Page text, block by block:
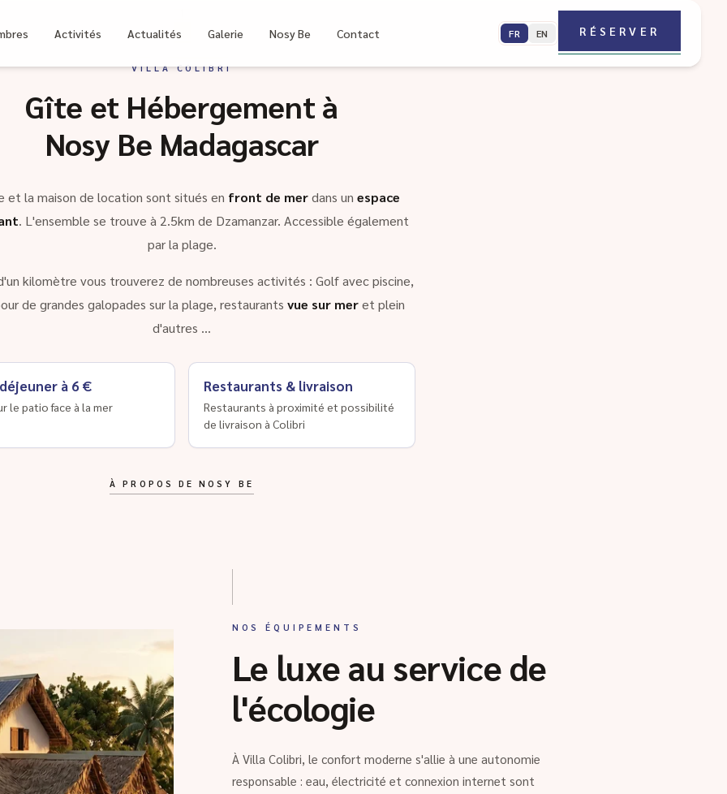
Activités Actualités Galerie Nosy Be Contact FR EN RÉSERVER
VILLA COLIBRI
Gîte et Hébergement à
Nosy Be Madagascar
et la maison de location sont situés en front de merdans un espace
. L'ensemble se trouve à 2.5km de Dzamanzar. Accessible également
par la plage.
kilomètre vous trouverez de nombreuses activités : Golf avec piscine,
de grandes galopades sur la plage, restaurants vue sur meret plein
d'autres …
à 6 €
le patio face à la mer
Restaurants & livraison
Restaurants à proximité et possibilité
de livraison à Colibri
À PROPOS DE NOSY BE
NOS ÉQUIPEMENTS
Le luxe au service de
l'écologie
À Villa Colibri, le confort moderne s'allie à une autonomie
responsable : eau, électricité et connexion internet sont